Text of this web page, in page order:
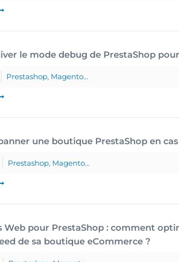
le mode debug de PrestaShop
Prestashop, Magento…
une boutique PrestaShop en
Prestashop, Magento…
Web pour PrestaShop : comment
de sa boutique eCommerce ?